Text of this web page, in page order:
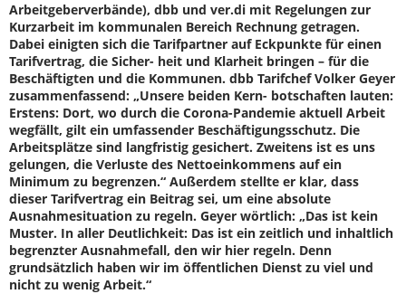
Arbeitgeberverbände), dbb und ver.di mit Regelungen zur
Kurzarbeit im kommunalen Bereich Rechnung getragen.
Dabei einigten sich die Tarifpartner auf Eckpunkte für einen
Tarifvertrag, die Sicher- heit und Klarheit bringen – für die
Beschäftigten und die Kommunen. dbb Tarifchef Volker Geyer
zusammenfassend: „Unsere beiden Kern- botschaften lauten:
Erstens: Dort, wo durch die Corona-Pandemie aktuell Arbeit
wegfällt, gilt ein umfassender Beschäftigungsschutz. Die
Arbeitsplätze sind langfristig gesichert. Zweitens ist es uns
gelungen, die Verluste des Nettoeinkommens auf ein
Minimum zu begrenzen.“ Außerdem stellte er klar, dass
dieser Tarifvertrag ein Beitrag sei, um eine absolute
Ausnahmesituation zu regeln. Geyer wörtlich: „Das ist kein
Muster. In aller Deutlichkeit: Das ist ein zeitlich und inhaltlich
begrenzter Ausnahmefall, den wir hier regeln. Denn
grundsätzlich haben wir im öffentlichen Dienst zu viel und
nicht zu wenig Arbeit.“